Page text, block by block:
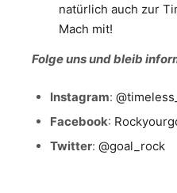
natürlich auch zur
Mach mit!
Folge uns und bleib
Instagram:
Facebook:
Twitter: @goal_rock